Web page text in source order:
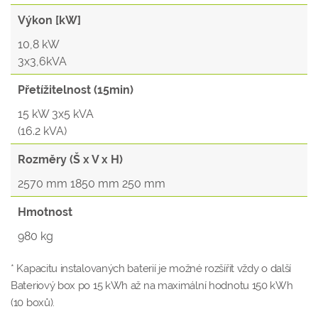
Výkon [kW]
10,8 kW
3x3,6kVA
Přetížitelnost (15min)
15 kW 3x5 kVA
(16.2 kVA)
Rozměry (Š x V x H)
2570 mm 1850 mm 250 mm
Hmotnost
980 kg
* Kapacitu instalovaných baterií je možné rozšířit vždy o další
Bateriový box po 15 kWh až na maximální hodnotu 150 kWh
(10 boxů).